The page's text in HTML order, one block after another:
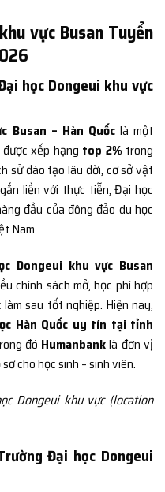
vực Busan Tuyển
học Dongeui khu vực
Busan – Hàn Quốclà một
xếp hạng top 2% trong
sử đào tạo lâu đời, cơ sở vật
liền với thực tiễn, Đại học
đầu của đông đảo du học
Nam.
Dongeui khu vực Busan
chính sách mở, học phí hợp
sau tốt nghiệp. Hiện nay,
Hàn Quốc uy tín tại tỉnh
đó Humanbanklà đơn vị
cho học sinh – sinh viên.
Dongeui khu vực {location
Đại học Dongeui